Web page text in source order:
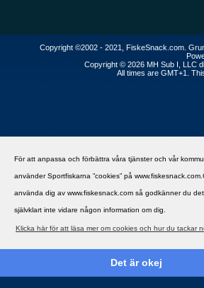
För att anpassa och förbättra våra tjänster och vår
använder Sportfiskarna ”cookies” på
använda dig av www.fiskesnack.com så godkänner du
självklart inte vidare någon information om dig.
Klicka här för att läsa mer om cookies och hur du tackar
Det är okej
Copyright ©2002 - 2021, FiskeSnack.com.
Copyright © 2026 MH Sub I, LLC
All times are GMT+1.